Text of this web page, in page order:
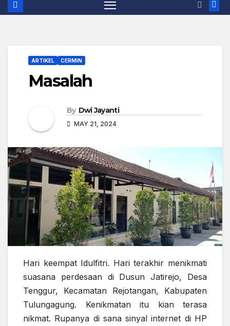
ARTIKEL CERMIN
Masalah
By Dwi Jayanti
MAY 21, 2024
Hari keempat Idulfitri. Hari terakhir menikmati
suasana perdesaan di Dusun Jatirejo, Desa
Tenggur, Kecamatan Rejotangan, Kabupaten
Tulungagung. Kenikmatan itu kian terasa
nikmat. Rupanya di sana sinyal internet di HP